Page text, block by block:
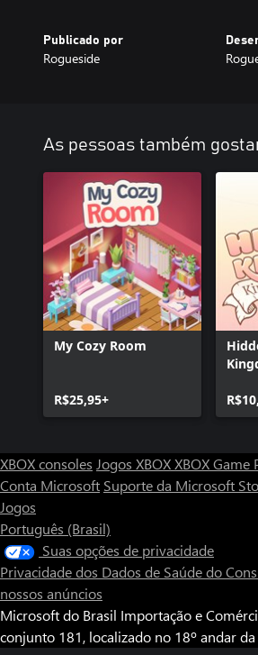
Opções de personalização
Além dos visuais aprimorados,
Então, o que você está esperando?
aventuras estão a apenas um Clicky
Publicado por
Rogueside
As pessoas também
My Cozy Room
R$25,95+
XBOX consoles Jogos XBOXXBOX Game
Conta Microsoft Suporte da Microsoft
Jogos
Português (Brasil)
Suas opções de privacidade
Privacidade dos Dados de Saúde do
nossos anúncios
Microsoft do Brasil Importação e
conjunto 181, localizado no 18º andar